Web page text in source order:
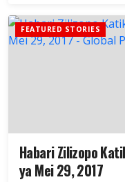
FEATURED STORIES
Habari Zilizopo
ya Mei 29, 2017